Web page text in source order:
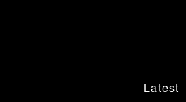
Latest